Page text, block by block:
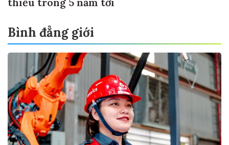
Bình đẳng giới